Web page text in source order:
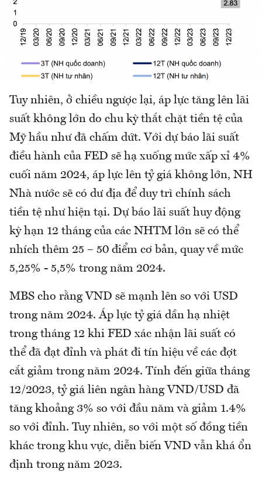
Tuy nhiên, ở chiều ngược lại, áp lực tăng lên lãi
suất không lớn do chu kỳ thắt chặt tiền tệ của
Mỹ hầu như đã chấm dứt. Với dự báo lãi suất
điều hành của FED sẽ hạ xuống mức xấp xỉ 4%
cuối năm 2024, áp lực lên tỷ giá không lớn, NH
Nhà nước sẽ có dư địa để duy trì chính sách
tiền tệ như hiện tại. Dự báo lãi suất huy động
kỳ hạn 12 tháng của các NHTM lớn sẽ có thể
nhích thêm 25 – 50 điểm cơ bản, quay về mức
5,25% - 5,5% trong năm 2024.
MBS cho rằng VND sẽ mạnh lên so với USD
trong năm 2024. Áp lực tỷ giá dần hạ nhiệt
trong tháng 12 khi FED xác nhận lãi suất có
thể đã đạt đỉnh và phát đi tín hiệu về các đợt
cắt giảm trong năm 2024. Tính đến giữa tháng
12/2023, tỷ giá liên ngân hàng VND/USD đã
tăng khoảng 3% so với đầu năm và giảm 1.4%
so với đỉnh. Tuy nhiên, so với một số đồng tiền
khác trong khu vực, diễn biến VND vẫn khá ổn
định trong năm 2023.